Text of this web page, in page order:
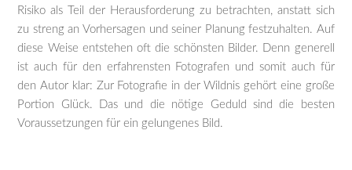
Risiko als Teil der Herausforderung zu betrachten, anstatt sich
zu streng an Vorhersagen und seiner Planung festzuhalten. Auf
diese Weise entstehen oft die schönsten Bilder. Denn generell
ist auch für den erfahrensten Fotografen und somit auch für
den Autor klar: Zur Fotografie in der Wildnis gehört eine große
Portion Glück. Das und die nötige Geduld sind die besten
Voraussetzungen für ein gelungenes Bild.